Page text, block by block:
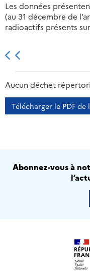
Les données
(au 31 décembre de
radioactifs présents
2013
Aucun déchet
Télécharger le PDF
Abonnez-vous à